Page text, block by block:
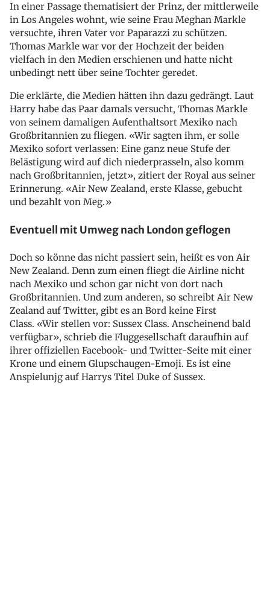
In einer Passage thematisiert der Prinz, der mittlerweile
in Los Angeles wohnt, wie seine Frau Meghan Markle
versuchte, ihren Vater vor Paparazzi zu schützen.
Thomas Markle war vor der Hochzeit der beiden
vielfach in den Medien erschienen und hatte nicht
unbedingt nett über seine Tochter geredet.
Die erklärte, die Medien hätten ihn dazu gedrängt. Laut
Harry habe das Paar damals versucht, Thomas Markle
von seinem damaligen Aufenthaltsort Mexiko nach
Großbritannien zu fliegen. «Wir sagten ihm, er solle
Mexiko sofort verlassen: Eine ganz neue Stufe der
Belästigung wird auf dich niederprasseln, also komm
nach Großbritannien, jetzt», zitiert der Royal aus seiner
Erinnerung. «Air New Zealand, erste Klasse, gebucht
und bezahlt von Meg.»
Eventuell mit Umweg nach London geflogen
Doch so könne das nicht passiert sein, heißt es von Air
New Zealand. Denn zum einen fliegt die Airline nicht
nach Mexiko und schon gar nicht von dort nach
Großbritannien. Und zum anderen, so schreibt Air New
Zealand auf Twitter, gibt es an Bord keine First
Class. «Wir stellen vor: Sussex Class. Anscheinend bald
verfügbar», schrieb die Fluggesellschaft daraufhin auf
ihrer offiziellen Facebook- und Twitter-Seite mit einer
Krone und einem Glupschaugen-Emoji. Es ist eine
Anspielunjg auf Harrys Titel Duke of Sussex.